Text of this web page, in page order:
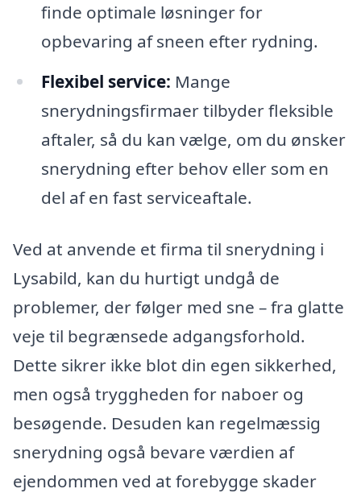
finde optimale løsninger for
opbevaring af sneen efter rydning.
Flexibel service: Mange
snerydningsfirmaer tilbyder fleksible
aftaler, så du kan vælge, om du ønsker
snerydning efter behov eller som en
del af en fast serviceaftale.
Ved at anvende et firma til snerydning i
Lysabild, kan du hurtigt undgå de
problemer, der følger med sne – fra glatte
veje til begrænsede adgangsforhold.
Dette sikrer ikke blot din egen sikkerhed,
men også tryggheden for naboer og
besøgende. Desuden kan regelmæssig
snerydning også bevare værdien af
ejendommen ved at forebygge skader